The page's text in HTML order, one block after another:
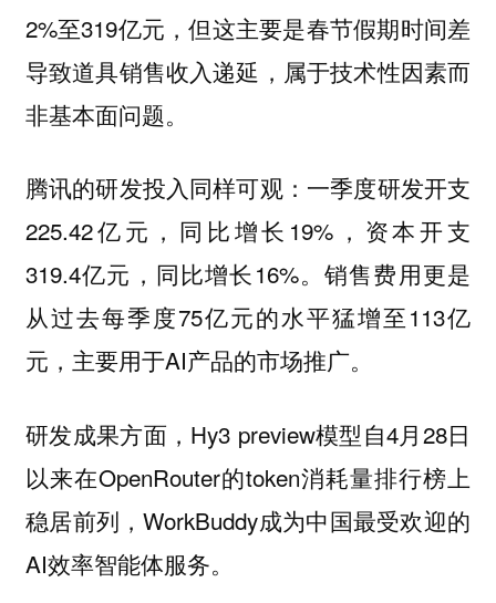
2%至319亿元，但这主要是春节假期时间差
导致道具销售收入递延，属于技术性因素而
非基本面问题。
腾讯的研发投入同样可观：一季度研发开支
225.42亿元，同比增长19%，资本开支
319.4亿元，同比增长16%。销售费用更是
从过去每季度75亿元的水平猛增至113亿
元，主要用于AI产品的市场推广。
研发成果方面，Hy3 preview模型自4月28日
以来在OpenRouter的token消耗量排行榜上
稳居前列，WorkBuddy成为中国最受欢迎的
AI效率智能体服务。